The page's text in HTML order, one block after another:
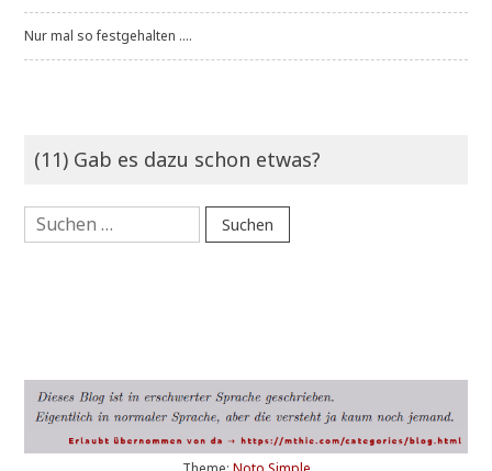
Nur mal so festgehalten ....
(11) Gab es dazu schon etwas?
Suchen
nach: